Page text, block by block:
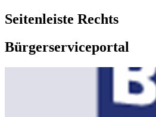
Seitenleiste Rechts
Bürgerserviceportal